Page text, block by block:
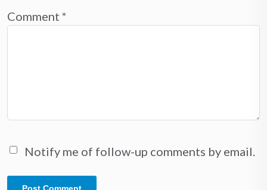
Comment *
Notify me of follow-up comments by email.